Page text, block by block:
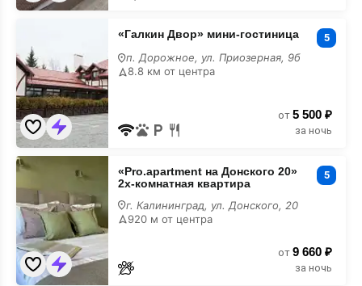
мини-
гостиница
«Галкин Двор» мини-гостиница 5
п. Дорожное, ул. Приозерная, 9б
8.8 км от центра
от 5 500 ₽
за ночь
«Pro.apartment
на
Донского
20»
2х-
комнатная
квартира
«Pro.apartment на Донского 20»
2х-комнатная квартира
5
г. Калининград, ул. Донского, 20
920 м от центра
от 9 660 ₽
за ночь